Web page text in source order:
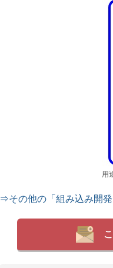
用
⇒その他の「組み込み開